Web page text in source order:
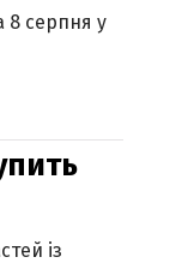
8 серпня у
із